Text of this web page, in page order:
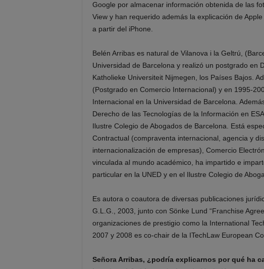
Google por almacenar información obtenida de las
View y han requerido además la explicación de
a partir del iPhone.
Belén Arribas es natural de Vilanova i la Geltrú,
Universidad de Barcelona y realizó un postgrado en
Katholieke Universiteit Nijmegen, los Países Bajos.
(Postgrado en Comercio Internacional) y en 1995-
Internacional en la Universidad de Barcelona.
Derecho de las Tecnologías de la Información en
Ilustre Colegio de Abogados de Barcelona. Está
Contractual (compraventa internacional, agencia y
internacionalización de empresas), Comercio
vinculada al mundo académico, ha impartido e
particular en la UNED y en el Ilustre Colegio de
Es autora o coautora de diversas publicaciones
G.L.G., 2003, junto con Sönke Lund “Franchise
organizaciones de prestigio como la International
2007 y 2008 es co-chair de la ITechLaw European
Señora Arribas, ¿podría explicarnos por qué ha